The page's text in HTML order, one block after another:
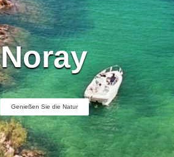
Noray
Genießen Sie die Natur